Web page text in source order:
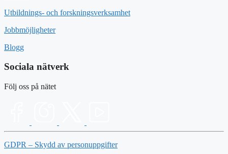
Utbildnings- och forskningsverksamhet
Jobbmöjligheter
Blogg
Sociala nätverk
Följ oss på nätet
GDPR – Skydd av personuppgifter